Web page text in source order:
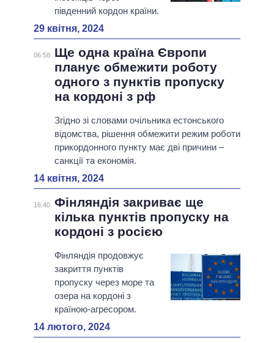
південний кордон країни.
29 квітня, 2024
06:58
Ще одна країна Європи
планує обмежити роботу
одного з пунктів пропуску
на кордоні з рф
Згідно зі словами очільника естонського
відомства, рішення обмежити режим роботи
прикордонного пункту має дві причини –
санкції та економія.
14 квітня, 2024
16:40 Фінляндія закриває ще
кілька пунктів пропуску на
кордоні з росією
Фінляндія продовжує
закриття пунктів
пропуску через море та
озера на кордоні з
країною-агресором.
14 лютого, 2024